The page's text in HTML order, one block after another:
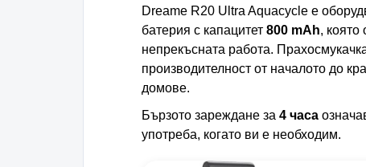
Dreame R20 Ultra Aquacycle е
батерия с капацитет 800 mAh, която
непрекъсната работа.
производителност от началото до
домове.
Бързото зареждане за 4 часа
употреба, когато ви е необходим.